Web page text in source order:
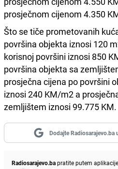
prosječnom cijenom 4.350
Što se tiče prometovanih
površina objekta iznosi 120
korisnoj površini iznosi 850
površina objekta sa
prosječna cijena po površini
iznosi 240 KM/m2 a
zemljištem iznosi 99.775 KM.
Dodajte Radiosarajevo.ba
Radiosarajevo.bapratite putem